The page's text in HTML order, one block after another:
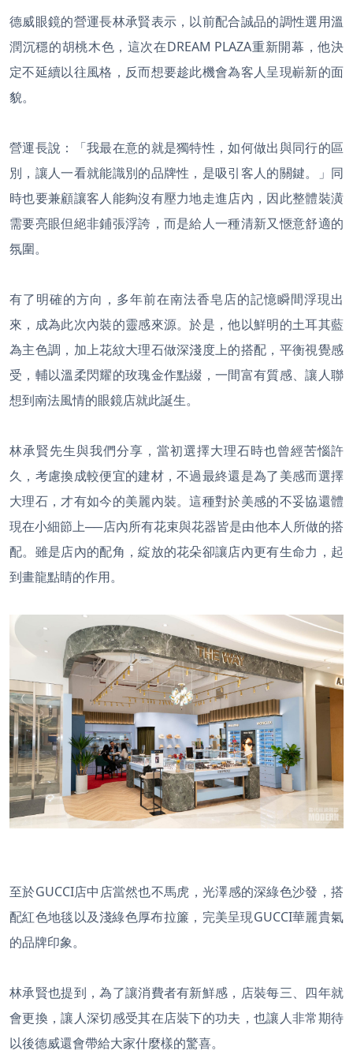
德威眼鏡的營運長林承賢表示，以前配合誠品的調性選用溫
潤沉穩的胡桃木色，這次在DREAM PLAZA重新開幕，他決
定不延續以往風格，反而想要趁此機會為客人呈現嶄新的面
貌。
營運長說：「我最在意的就是獨特性，如何做出與同行的區
別，讓人一看就能識別的品牌性，是吸引客人的關鍵。」同
時也要兼顧讓客人能夠沒有壓力地走進店內，因此整體裝潢
需要亮眼但絕非鋪張浮誇，而是給人一種清新又愜意舒適的
氛圍。
有了明確的方向，多年前在南法香皂店的記憶瞬間浮現出
來，成為此次內裝的靈感來源。於是，他以鮮明的土耳其藍
為主色調，加上花紋大理石做深淺度上的搭配，平衡視覺感
受，輔以溫柔閃耀的玫瑰金作點綴，一間富有質感、讓人聯
想到南法風情的眼鏡店就此誕生。
林承賢先生與我們分享，當初選擇大理石時也曾經苦惱許
久，考慮換成較便宜的建材，不過最終還是為了美感而選擇
大理石，才有如今的美麗內裝。這種對於美感的不妥協還體
現在小細節上──店內所有花束與花器皆是由他本人所做的搭
配。雖是店內的配角，綻放的花朵卻讓店內更有生命力，起
到畫龍點睛的作用。
至於GUCCI店中店當然也不馬虎，光澤感的深綠色沙發，搭
配紅色地毯以及淺綠色厚布拉簾，完美呈現GUCCI華麗貴氣
的品牌印象。
林承賢也提到，為了讓消費者有新鮮感，店裝每三、四年就
會更換，讓人深切感受其在店裝下的功夫，也讓人非常期待
以後德威還會帶給大家什麼樣的驚喜。